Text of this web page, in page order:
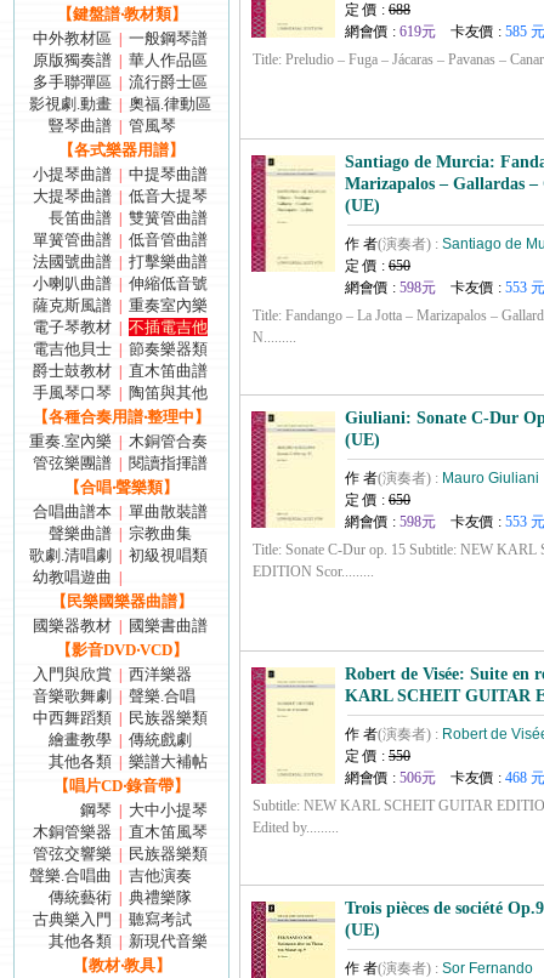
【鍵盤譜‧教材類】
中外教材區
一般鋼琴譜
原版獨奏譜
華人作品區
多手聯彈區
流行爵士區
影視劇.動畫
奧福.律動區
豎琴曲譜
管風琴
【各式樂器用譜】
小提琴曲譜
中提琴曲譜
大提琴曲譜
低音大提琴
長笛曲譜
雙簧管曲譜
單簧管曲譜
低音管曲譜
法國號曲譜
打擊樂曲譜
小喇叭曲譜
伸縮低音號
薩克斯風譜
重奏室內樂
電子琴教材
不插電吉他
電吉他貝士
節奏樂器類
爵士鼓教材
直木笛曲譜
手風琴口琴
陶笛與其他
【各種合奏用譜‧整理中】
重奏.室內樂
木銅管合奏
管弦樂團譜
閱讀指揮譜
【合唱‧聲樂類】
合唱曲譜本
單曲散裝譜
聲樂曲譜
宗教曲集
歌劇.清唱劇
初級視唱類
幼教唱遊曲
【民樂國樂器曲譜】
國樂器教材
國樂書曲譜
【影音DVD‧VCD】
入門與欣賞
西洋樂器
音樂歌舞劇
聲樂.合唱
中西舞蹈類
民族器樂類
繪畫教學
傳統戲劇
其他各類
樂譜大補帖
【唱片CD‧錄音帶】
鋼琴
大中小提琴
木銅管樂器
直木笛風琴
管弦交響樂
民族器樂類
聲樂.合唱曲
吉他演奏
傳統藝術
典禮樂隊
古典樂入門
聽寫考試
其他各類
新現代音樂
【教材‧教具】
定 價 : 688
網會價 : 619元 卡友價 : 585 元
Title: Preludio – Fuga – Jácaras – Pavanas –
Santiago de Murcia:
Marizapalos – Gallardas
(UE)
作 者(演奏者) : Santiago de
定 價 : 650
網會價 : 598元 卡友價 : 553 元
Title: Fandango – La Jotta – Marizapalos –
N.........
Giuliani: Sonate C-Dur
(UE)
作 者(演奏者) : Mauro Giuliani
定 價 : 650
網會價 : 598元 卡友價 : 553 元
Title: Sonate C-Dur op. 15 Subtitle: NEW
EDITION Scor.........
Robert de Visée: Suite en
KARL SCHEIT GUITAR
作 者(演奏者) : Robert de
定 價 : 550
網會價 : 506元 卡友價 : 468 元
Subtitle: NEW KARL SCHEIT GUITAR
Edited by.........
Trois pièces de société
(UE)
作 者(演奏者) : Sor Fernando